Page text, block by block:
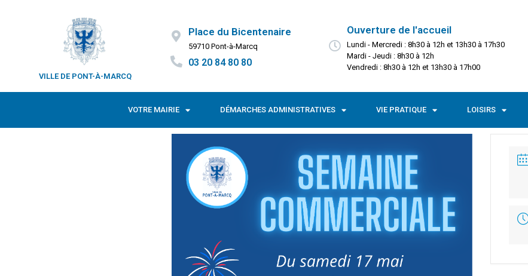
VILLE DE PONT-À-MARCQ
Place du Bicentenaire
59710 Pont-à-Marcq
03 20 84 80 80
Ouverture de l'accueil
Lundi - Mercredi : 8h30 à 12h et 13h30 à 17h30
Mardi - Jeudi : 8h30 à 12h
Vendredi : 8h30 à 12h et 13h30 à 17h00
VOTRE MAIRIE DÉMARCHES ADMINISTRATIVES VIE PRATIQUE LOISIRS